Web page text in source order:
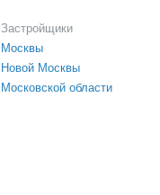
Застройщики
Москвы
Новой Москвы
Московской области